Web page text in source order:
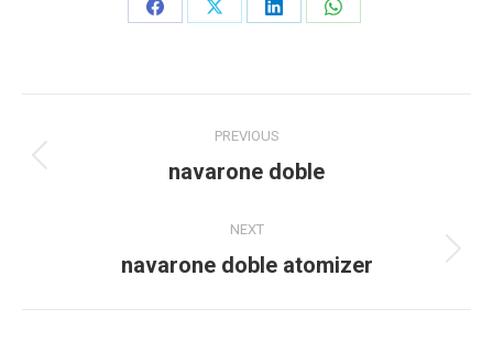
Share
Share
Share
Share
navigation
PREVIOUS
Previous
navarone doble
NEXT
Next
navarone doble atomizer